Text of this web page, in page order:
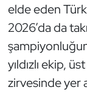
elde eden
2026’da da
yıldızlı ekip,
zirvesinde yer
Hava
Hentbol
İşitme